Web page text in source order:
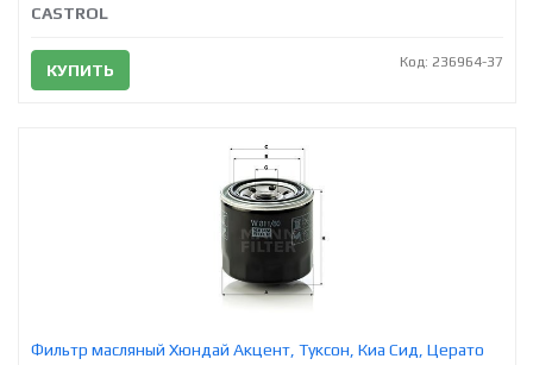
CASTROL
КУПИТЬ Код: 236964-37
Фильтр масляный Хюндай Акцент, Туксон, Киа Сид, Церато